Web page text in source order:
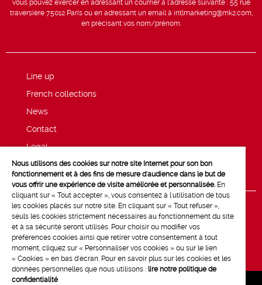
vous pouvez exercer en adressant un courrier à l’adresse suivante : 55 rue
traversière 75012 Paris ou en adressant un email à intlmarketing@mk2.com,
en précisant vos nom/prénom.
Line up
French collections
News
Contact
Legal
Privacy and cookie policy
Nous utilisons des cookies sur notre site Internet pour son bon
fonctionnement et à des fins de mesure d'audience dans le but de
vous offrir une expérience de visite améliorée et personnalisée. En
cliquant sur « Tout accepter », vous consentez à l'utilisation de tous
les cookies placés sur notre site. En cliquant sur « Tout refuser »,
seuls les cookies strictement nécessaires au fonctionnement du site
et à sa sécurité seront utilisés. Pour choisir ou modifier vos
préférences cookies ainsi que retirer votre consentement à tout
moment, cliquez sur « Personnaliser vos cookies » ou sur le lien
« Cookies » en bas d'écran. Pour en savoir plus sur les cookies et les
données personnelles que nous utilisons : lire notre politique de
confidentialité